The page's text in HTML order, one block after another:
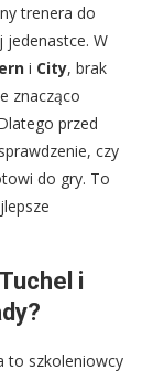
trenera do
jedenastce. W
i City, brak
znacząco
przed
czy
do gry. To
i
to szkoleniowcy